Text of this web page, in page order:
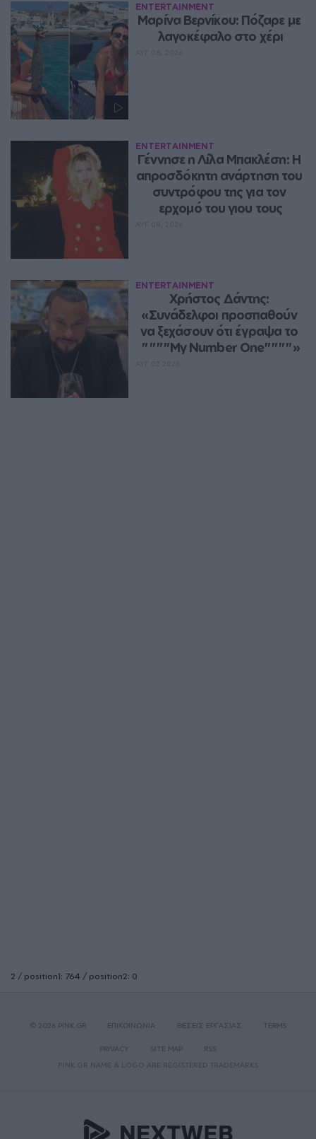
ENTERTAINMENT
Μαρίνα Βερνίκου: Πόζαρε με
λαγοκέφαλο στο χέρι
ENTERTAINMENT
Γέννησε η Λίλα Μπακλέση: Η
απροσδόκητη ανάρτηση του
συντρόφου της για τον
ερχομό του γιου τους
ENTERTAINMENT
Χρήστος Δάντης:
«Συνάδελφοι προσπαθούν
να ξεχάσουν ότι έγραψα το
""""My Number One""""»
2 / position1: 764 / position2: 0
© 2026 PINK.GR ΕΠΙΚΟΙΝΩΝΙΑ ΘΕΣΕΙΣ ΕΡΓΑΣΙΑΣ TERMS
PRIVACY SITE MAP
RSS
PINK.GR NAME & LOGO ARE REGISTERED TRADEMARKS